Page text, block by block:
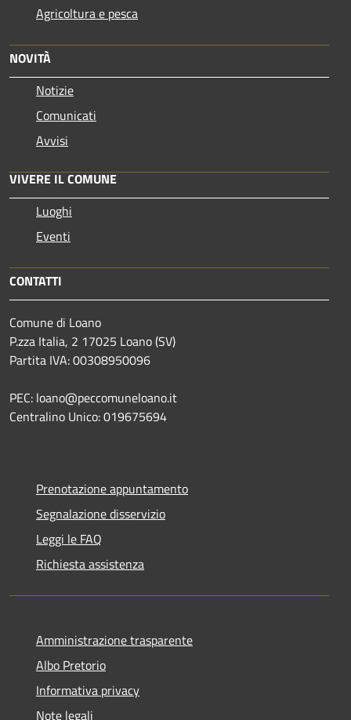
Agricoltura e pesca
NOVITÀ
Notizie
Comunicati
Avvisi
VIVERE IL COMUNE
Luoghi
Eventi
CONTATTI
Comune di Loano
P.zza Italia, 2 17025 Loano (SV)
Partita IVA: 00308950096
PEC: loano@peccomuneloano.it
Centralino Unico: 019675694
Prenotazione appuntamento
Segnalazione disservizio
Leggi le FAQ
Richiesta assistenza
Amministrazione trasparente
Albo Pretorio
Informativa privacy
Note legali